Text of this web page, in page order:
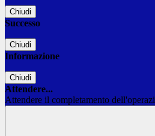
Chiudi
Successo
Chiudi
Informazione
Chiudi
Attendere...
Attendere il completamento